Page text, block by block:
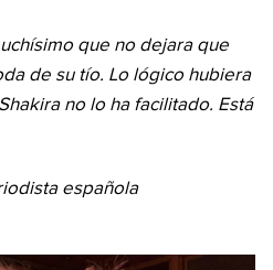
que no dejara que
de su tío. Lo lógico hubiera
no lo ha facilitado. Está
española